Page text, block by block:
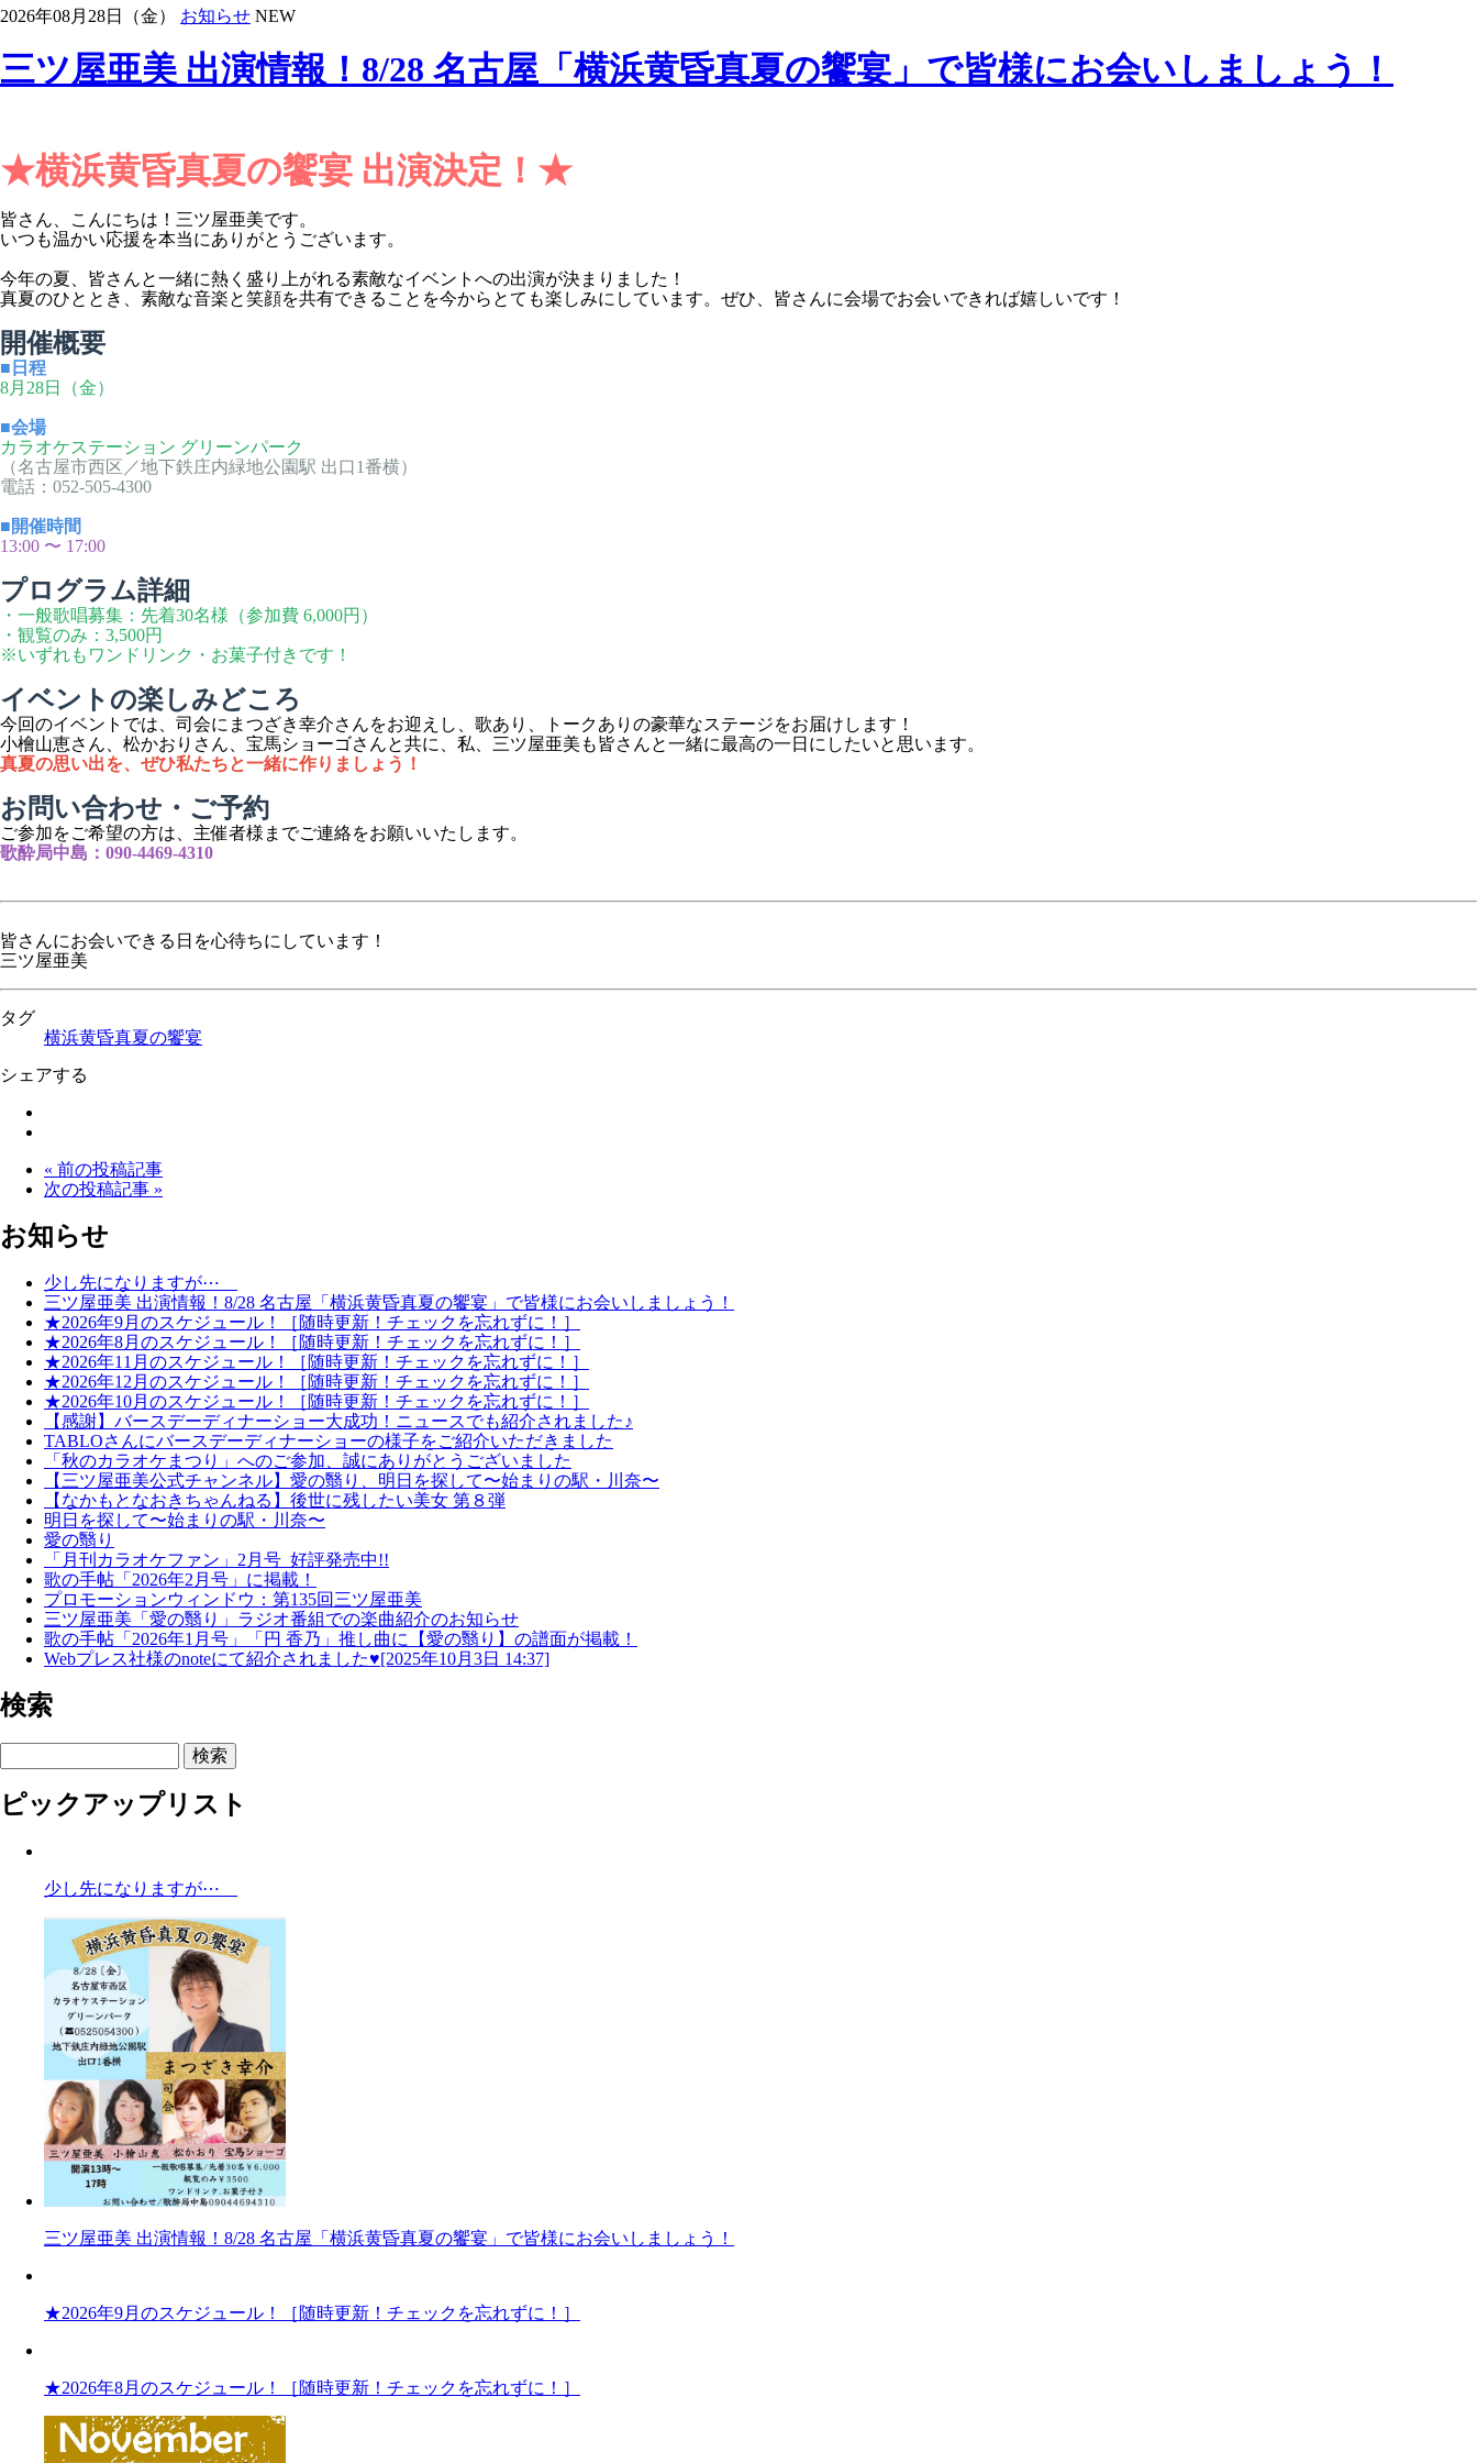
2026年08月28日（金）
お知らせ NEW
三ツ屋亜美 出演情報！8/28 名古屋「横浜黄昏真夏の饗宴」で皆様にお会いしましょう！
★横浜黄昏真夏の饗宴 出演決定！★
皆さん、こんにちは！三ツ屋亜美です。
いつも温かい応援を本当にありがとうございます。
今年の夏、皆さんと一緒に熱く盛り上がれる素敵なイベントへの出演が決まりました！
真夏のひととき、素敵な音楽と笑顔を共有できることを今からとても楽しみにしています。ぜひ、皆さんに会場でお会いできれば嬉しいです！
開催概要
■日程
8月28日（金）
■会場
カラオケステーション グリーンパーク
（名古屋市西区／地下鉄庄内緑地公園駅 出口1番横）
電話：052-505-4300
■開催時間
13:00 〜 17:00
プログラム詳細
・一般歌唱募集：先着30名様（参加費 6,000円）
・観覧のみ：3,500円
※いずれもワンドリンク・お菓子付きです！
イベントの楽しみどころ
今回のイベントでは、司会にまつざき幸介さんをお迎えし、歌あり、トークありの豪華なステージをお届けします！
小檜山恵さん、松かおりさん、宝馬ショーゴさんと共に、私、三ツ屋亜美も皆さんと一緒に最高の一日にしたいと思います。
真夏の思い出を、ぜひ私たちと一緒に作りましょう！
お問い合わせ・ご予約
ご参加をご希望の方は、主催者様までご連絡をお願いいたします。
歌酔局中島：090-4469-4310
皆さんにお会いできる日を心待ちにしています！
三ツ屋亜美
タグ
横浜黄昏真夏の饗宴
シェアする
« 前の投稿記事
次の投稿記事 »
お知らせ
少し先になりますが⋯
三ツ屋亜美 出演情報！8/28 名古屋「横浜黄昏真夏の饗宴」で皆様にお会いしましょう！
★2026年9月のスケジュール！［随時更新！チェックを忘れずに！］
★2026年8月のスケジュール！［随時更新！チェックを忘れずに！］
★2026年11月のスケジュール！［随時更新！チェックを忘れずに！］
★2026年12月のスケジュール！［随時更新！チェックを忘れずに！］
★2026年10月のスケジュール！［随時更新！チェックを忘れずに！］
【感謝】バースデーディナーショー大成功！ニュースでも紹介されました♪
TABLOさんにバースデーディナーショーの様子をご紹介いただきました
「秋のカラオケまつり」へのご参加、誠にありがとうございました
【三ツ屋亜美公式チャンネル】愛の翳り、明日を探して〜始まりの駅・川奈〜
【なかもとなおきちゃんねる】後世に残したい美女 第８弾
明日を探して〜始まりの駅・川奈〜
愛の翳り
「月刊カラオケファン」2月号 好評発売中!!
歌の手帖「2026年2月号」に掲載！
プロモーションウィンドウ：第135回三ツ屋亜美
三ツ屋亜美「愛の翳り」ラジオ番組での楽曲紹介のお知らせ
歌の手帖「2026年1月号」「円 香乃」推し曲に【愛の翳り】の譜面が掲載！
Webプレス社様のnoteにて紹介されました♥[2025年10月3日 14:37]
検索
検索
ピックアップリスト
少し先になりますが⋯
三ツ屋亜美 出演情報！8/28 名古屋「横浜黄昏真夏の饗宴」で皆様にお会いしましょう！
★2026年9月のスケジュール！［随時更新！チェックを忘れずに！］
★2026年8月のスケジュール！［随時更新！チェックを忘れずに！］